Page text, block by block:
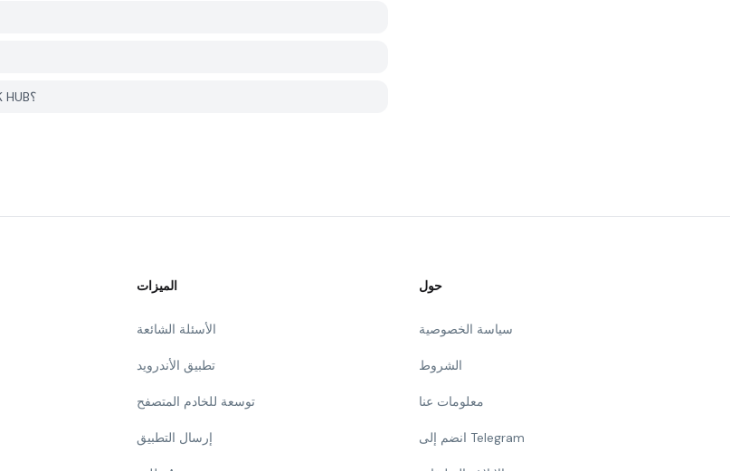
كيف يمكنني الإبلاغ عن مشكلة في Table Tennis ReCrafted! على PGYER APK HUB؟
الميزات
الأسئلة الشائعة
تطبيق الأندرويد
توسعة للخادم المتصفح
إرسال التطبيق
حول
سياسة الخصوصية
الشروط
معلومات عنا
انضم إلى Telegram